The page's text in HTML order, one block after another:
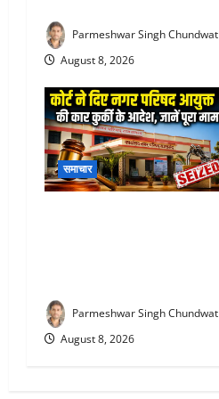
Parmeshwar Singh Chundwat
August 8, 2026
समाचार
Parmeshwar Singh Chundwat
August 8, 2026